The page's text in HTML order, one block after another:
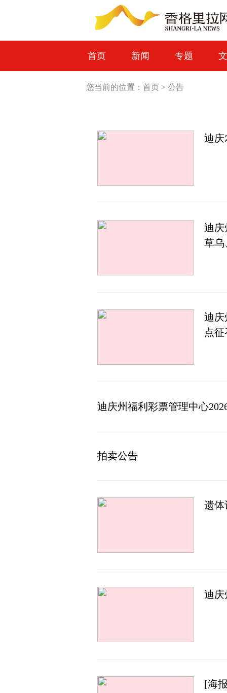
首页 新闻 专题
您当前的位置： 首页 > 公告
迪庆
迪庆
草乌
迪庆
迪庆州福利彩票管理中心
拍卖公告
遗体
迪庆
[海